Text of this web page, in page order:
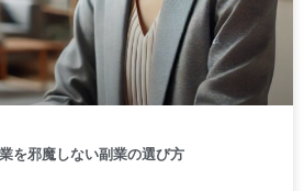
を邪魔しない副業の選び方